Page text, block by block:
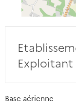
Exploitant
Base aérienne